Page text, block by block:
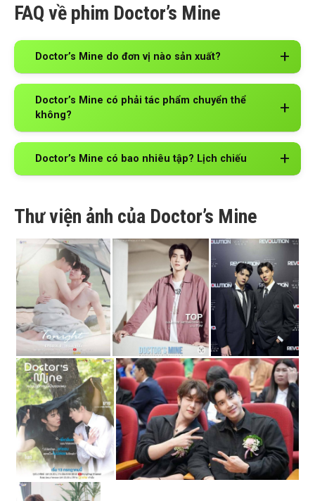
FAQ về phim Doctor’s Mine
Doctor’s Mine do đơn vị nào sản xuất?
Doctor’s Mine có phải tác phẩm chuyển thể
không?
Doctor’s Mine có bao nhiêu tập? Lịch chiếu
Thư viện ảnh của Doctor’s Mine